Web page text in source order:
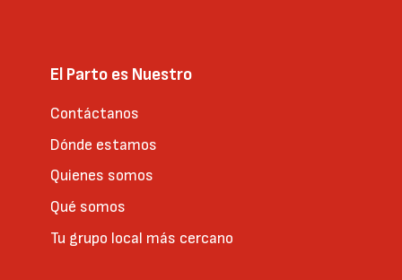
El Parto es Nuestro
Contáctanos
Dónde estamos
Quienes somos
Qué somos
Tu grupo local más cercano